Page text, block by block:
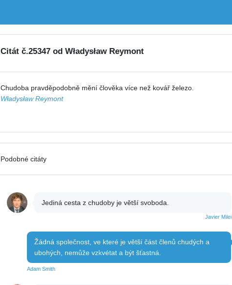
Citát č.25347 od Władysław Reymont
Chudoba pravděpodobně mění člověka více než kovář železo.
Władysław Reymont
Podobné citáty
Jediná cesta z chudoby je větší svoboda.
Javier Milei
Žádná společnost, ve které je větší část členů chudých a
ubohých, nemůže vzkvétat a být šťastná.
Adam Smith